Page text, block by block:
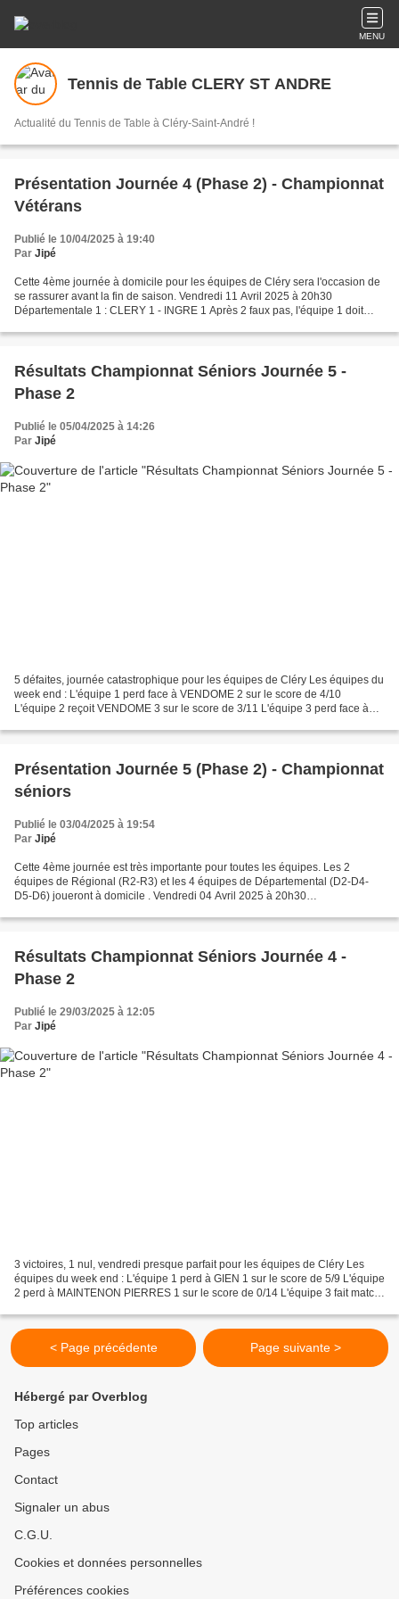
MENU
Tennis de Table CLERY ST ANDRE
Actualité du Tennis de Table à Cléry-Saint-André !
Présentation Journée 4 (Phase 2) - Championnat
Vétérans
Publié le 10/04/2025 à 19:40
Par Jipé
Cette 4ème journée à domicile pour les équipes de Cléry sera l'occasion de
se rassurer avant la fin de saison. Vendredi 11 Avril 2025 à 20h30
Départementale 1 : CLERY 1 - INGRE 1 Après 2 faux pas, l'équipe 1 doit
Résultats Championnat Séniors Journée 5 -
Phase 2
Publié le 05/04/2025 à 14:26
Par Jipé
5 défaites, journée catastrophique pour les équipes de Cléry Les équipes du
week end : L'équipe 1 perd face à VENDOME 2 sur le score de 4/10
L'équipe 2 reçoit VENDOME 3 sur le score de 3/11 L'équipe 3 perd face à
Présentation Journée 5 (Phase 2) - Championnat
séniors
Publié le 03/04/2025 à 19:54
Par Jipé
Cette 4ème journée est très importante pour toutes les équipes. Les 2
équipes de Régional (R2-R3) et les 4 équipes de Départemental (D2-D4-
D5-D6) joueront à domicile . Vendredi 04 Avril 2025 à 20h30
Résultats Championnat Séniors Journée 4 -
Phase 2
Publié le 29/03/2025 à 12:05
Par Jipé
3 victoires, 1 nul, vendredi presque parfait pour les équipes de Cléry Les
équipes du week end : L'équipe 1 perd à GIEN 1 sur le score de 5/9 L'équipe
2 perd à MAINTENON PIERRES 1 sur le score de 0/14 L'équipe 3 fait match
< Page précédente Page suivante >
Hébergé par Overblog
Top articles
Pages
Contact
Signaler un abus
C.G.U.
Cookies et données personnelles
Préférences cookies